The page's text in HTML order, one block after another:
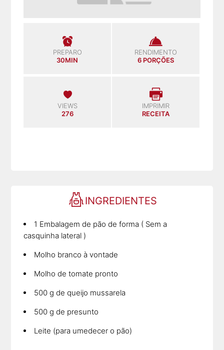
PREPARO
30MIN
RENDIMENTO
6 PORÇÕES
VIEWS
276
IMPRIMIR
RECEITA
INGREDIENTES
1 Embalagem de pão de forma ( Sem a
casquinha lateral )
Molho branco à vontade
Molho de tomate pronto
500 g de queijo mussarela
500 g de presunto
Leite (para umedecer o pão)